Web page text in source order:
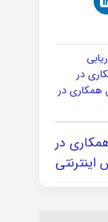
در
همکاری در
در
اینترنتی